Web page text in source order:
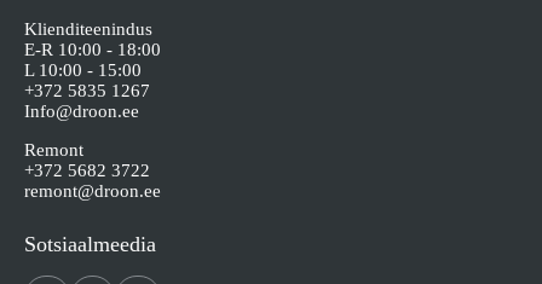
Klienditeenindus
E-R 10:00 - 18:00
L 10:00 - 15:00
+372 5835 1267
Info@droon.ee
Remont
+372 5682 3722
remont@droon.ee
Sotsiaalmeedia